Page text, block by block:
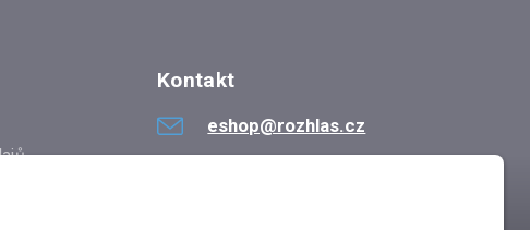
Kontakt
eshop@rozhlas.cz